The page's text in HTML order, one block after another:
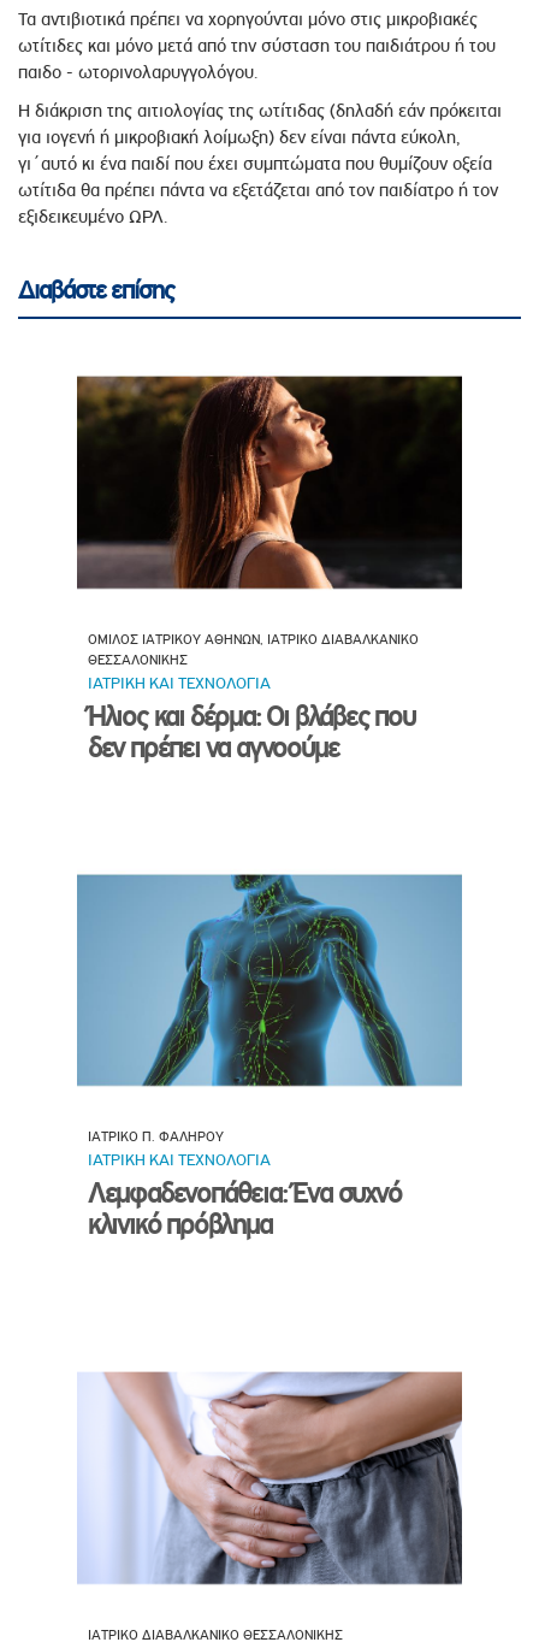
Τα αντιβιοτικά πρέπει να χορηγούνται μόνο στις μικροβιακές
ωτίτιδες και μόνο μετά από την σύσταση του παιδιάτρου ή του
παιδο - ωτορινολαρυγγολόγου.
Η διάκριση της αιτιολογίας της ωτίτιδας (δηλαδή εάν πρόκειται
για ιογενή ή μικροβιακή λοίμωξη) δεν είναι πάντα εύκολη,
γι΄αυτό κι ένα παιδί που έχει συμπτώματα που θυμίζουν οξεία
ωτίτιδα θα πρέπει πάντα να εξετάζεται από τον παιδίατρο ή τον
εξιδεικευμένο ΩΡΛ.
Διαβάστε επίσης
ΟΜΙΛΟΣ ΙΑΤΡΙΚΟΥ ΑΘΗΝΩΝ, ΙΑΤΡΙΚΟ ΔΙΑΒΑΛΚΑΝΙΚΟ
ΘΕΣΣΑΛΟΝΙΚΗΣ
ΙΑΤΡΙΚΗ ΚΑΙ ΤΕΧΝΟΛΟΓΙΑ
Ήλιος και δέρμα: Οι βλάβες που
δεν πρέπει να αγνοούμε
ΙΑΤΡΙΚΟ Π. ΦΑΛΗΡΟΥ
ΙΑΤΡΙΚΗ ΚΑΙ ΤΕΧΝΟΛΟΓΙΑ
Λεμφαδενοπάθεια: Ένα συχνό
κλινικό πρόβλημα
ΙΑΤΡΙΚΟ ΔΙΑΒΑΛΚΑΝΙΚΟ ΘΕΣΣΑΛΟΝΙΚΗΣ